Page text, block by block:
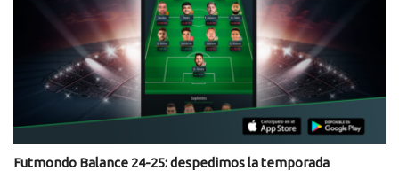
Futmondo Balance 24-25: despedimos la temporada